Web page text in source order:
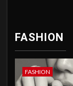
FASHION
FASHION